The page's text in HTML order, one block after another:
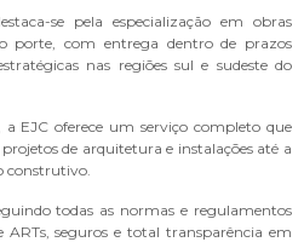
se pela especialização em obras
porte, com entrega dentro de prazos
nas regiões sul e sudeste do
EJC oferece um serviço completo que
de arquitetura e instalações até a
construtivo.
todas as normas e regulamentos
ARTs, seguros e total transparência em